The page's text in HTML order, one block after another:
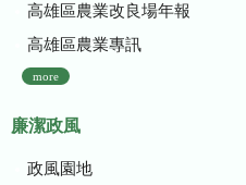
高雄區農業改良場年報
高雄區農業專訊
more
廉潔政風
政風園地